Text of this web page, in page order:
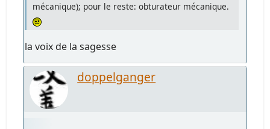
mécanique); pour le reste: obturateur mécanique.
la voix de la sagesse
doppelganger